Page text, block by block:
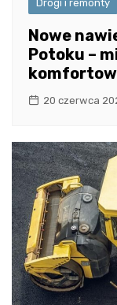
Drogi i remonty
Nowe
Potoku –
20 czerwca